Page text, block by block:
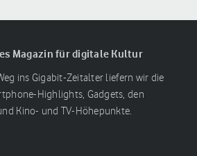
Magazin für digitale Kultur
ins Gigabit-Zeitalter liefern wir die
Highlights, Gadgets, den
Kino- und TV-Höhepunkte.